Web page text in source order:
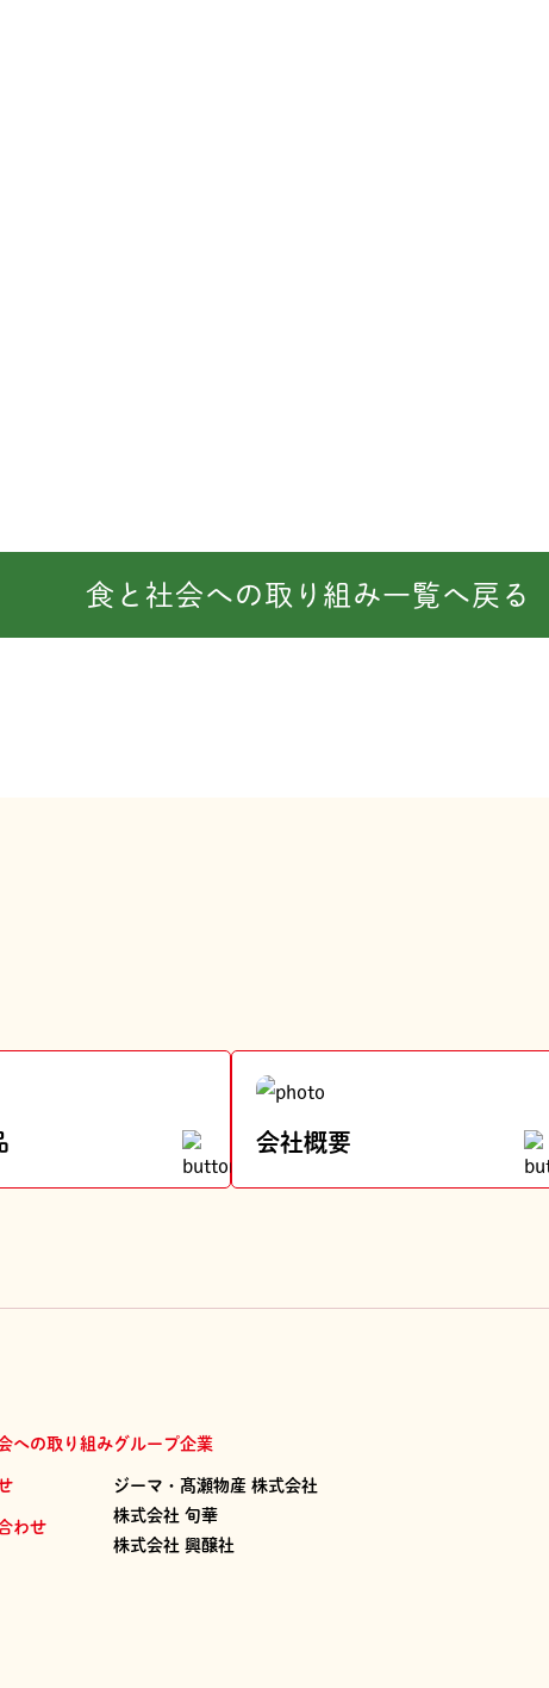
食と社会への取り組み一覧へ戻る
会社概要
への取り組み
わせ
グループ企業
ジーマ・髙瀬物産 株式会社
株式会社 旬華
株式会社 興醸社